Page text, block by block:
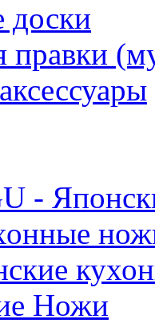
доски
правки
-
Ножи